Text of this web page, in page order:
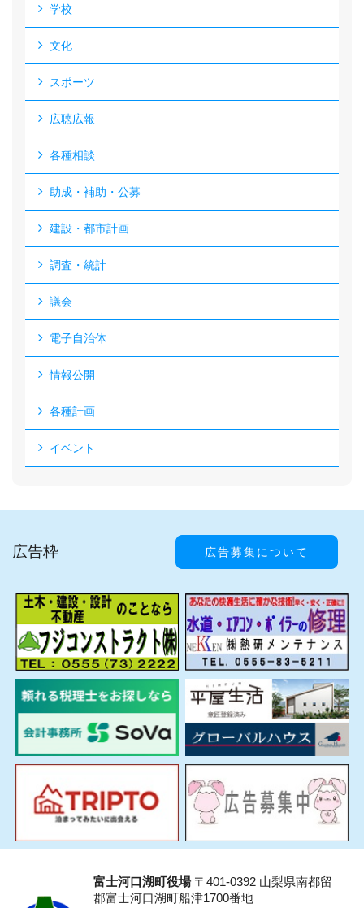
学校
文化
スポーツ
広聴広報
各種相談
助成・補助・公募
建設・都市計画
調査・統計
議会
電子自治体
情報公開
各種計画
イベント
広告枠 広告募集について
富士河口湖町役場〒401-0392 山梨県南都留
郡富士河口湖町船津1700番地